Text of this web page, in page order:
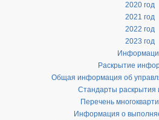
2020 год
2021 год
2022 год
2023 год
Раскрытие
Общая информация об
Стандарты
Перечень
Информация о